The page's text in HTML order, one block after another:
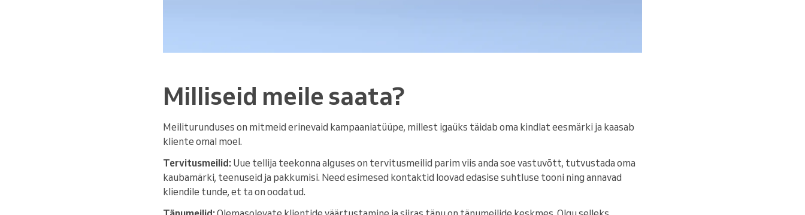
Milliseid meile saata?
Meiliturunduses on mitmeid erinevaid kampaaniatüüpe, millest igaüks täidab oma kindlat eesmärki ja kaasab
kliente omal moel.
Tervitusmeilid: Uue tellija teekonna alguses on tervitusmeilid parim viis anda soe vastuvõtt, tutvustada oma
kaubamärki, teenuseid ja pakkumisi. Need esimesed kontaktid loovad edasise suhtluse tooni ning annavad
kliendile tunde, et ta on oodatud.